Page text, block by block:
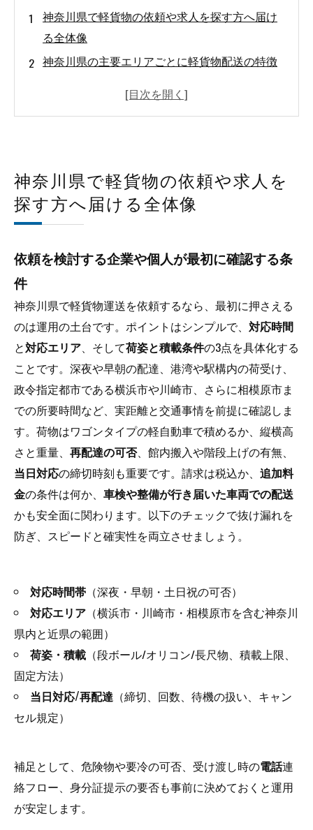
神奈川県で軽貨物の依頼や求人を探す方へ届け
る全体像
神奈川県の主要エリアごとに軽貨物配送の特徴
神奈川県で軽貨物を依頼する前に料金やチャー
計ポイント
軽貨物ドライバーの求人や働き方を神奈川県で
選ぶなら
貨物チェックリスト
神奈川県で軽貨物が選ばれる（求められる）理
由について
神奈川県について
会社概要
関連エリア
対応地域
神奈川県で軽貨物の依頼や求人を
探す方へ届ける全体像
依頼を検討する企業や個人が最初に確認する条
件
神奈川県で軽貨物運送を依頼するなら、最初に押さえる
のは運用の土台です。ポイントはシンプルで、 対応時間
と対応エリア、そして荷姿と積載条件の3点を具体化する
ことです。深夜や早朝の配達、港湾や駅構内の荷受け、
政令指定都市である横浜市や川崎市、さらに相模原市ま
での所要時間など、実距離と交通事情を前提に確認しま
す。荷物はワゴンタイプの軽自動車で積めるか、縦横高
さと重量、 再配達の可否、館内搬入や階段上げの有無、
当日対応の締切時刻も重要です。請求は税込か、 追加料
金の条件は何か、 車検や整備が行き届いた車両での配送
かも安全面に関わります。以下のチェックで抜け漏れを
防ぎ、スピードと確実性を両立させましょう。
対応時間帯（深夜・早朝・土日祝の可否）
対応エリア（横浜市・川崎市・相模原市を含む神奈川
県内と近県の範囲）
荷姿・積載（段ボール/オリコン/長尺物、積載上限、
固定方法）
当日対応/再配達（締切、回数、待機の扱い、キャン
セル規定）
補足として、危険物や要冷の可否、受け渡し時の電話連
絡フロー、身分証提示の要否も事前に決めておくと運用
が安定します。